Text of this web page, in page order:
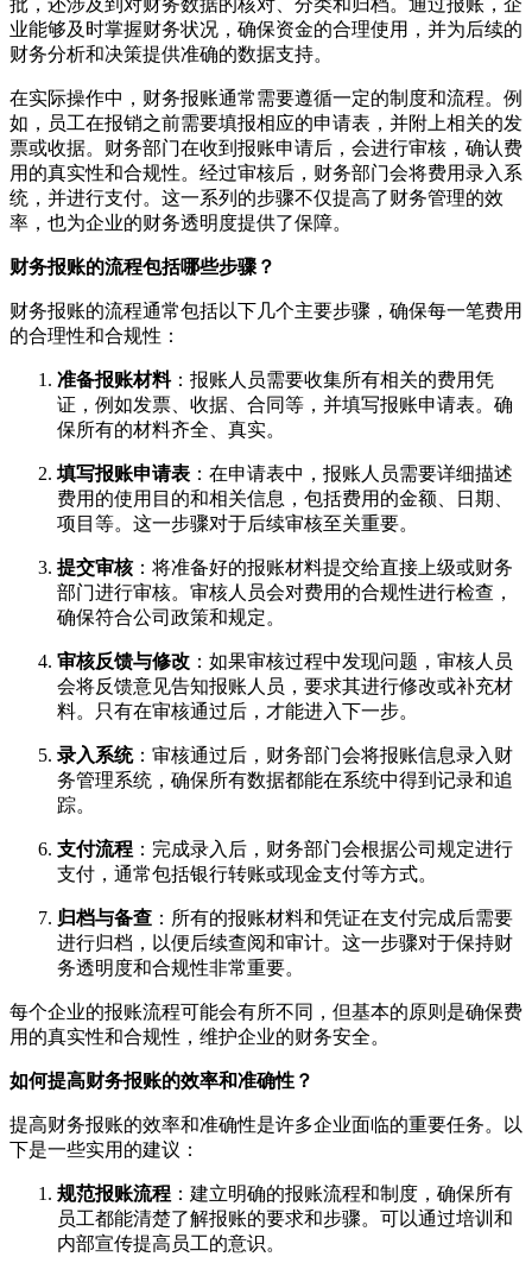
业能够及时掌握财务状况，确保资金的合理使用，并为后续的
财务分析和决策提供准确的数据支持。
在实际操作中，财务报账通常需要遵循一定的制度和流程。例
如，员工在报销之前需要填报相应的申请表，并附上相关的发
票或收据。财务部门在收到报账申请后，会进行审核，确认费
用的真实性和合规性。经过审核后，财务部门会将费用录入系
统，并进行支付。这一系列的步骤不仅提高了财务管理的效
率，也为企业的财务透明度提供了保障。
财务报账的流程包括哪些步骤？
财务报账的流程通常包括以下几个主要步骤，确保每一笔费用
的合理性和合规性：
准备报账材料：报账人员需要收集所有相关的费用凭
证，例如发票、收据、合同等，并填写报账申请表。确
保所有的材料齐全、真实。
填写报账申请表 ：在申请表中，报账人员需要详细描述
费用的使用目的和相关信息，包括费用的金额、日期、
项目等。这一步骤对于后续审核至关重要。
提交审核：将准备好的报账材料提交给直接上级或财务
部门进行审核。审核人员会对费用的合规性进行检查，
确保符合公司政策和规定。
审核反馈与修改 ：如果审核过程中发现问题，审核人员
会将反馈意见告知报账人员，要求其进行修改或补充材
料。只有在审核通过后，才能进入下一步。
录入系统：审核通过后，财务部门会将报账信息录入财
务管理系统，确保所有数据都能在系统中得到记录和追
踪。
支付流程 ：完成录入后，财务部门会根据公司规定进行
支付，通常包括银行转账或现金支付等方式。
归档与备查 ：所有的报账材料和凭证在支付完成后需要
进行归档，以便后续查阅和审计。这一步骤对于保持财
务透明度和合规性非常重要。
每个企业的报账流程可能会有所不同，但基本的原则是确保费
用的真实性和合规性，维护企业的财务安全。
如何提高财务报账的效率和准确性？
提高财务报账的效率和准确性是许多企业面临的重要任务。以
下是一些实用的建议：
规范报账流程 ：建立明确的报账流程和制度，确保所有
员工都能清楚了解报账的要求和步骤。可以通过培训和
内部宣传提高员工的意识。